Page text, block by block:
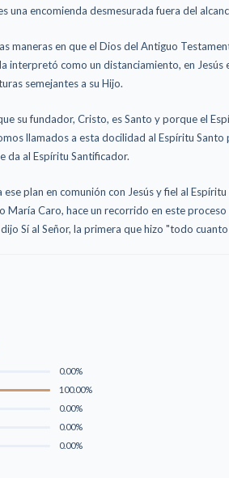
una encomienda desmesurada fuera del
maneras en que el Dios del Antiguo
interpretó como un distanciamiento, en Jesús
semejantes a su Hijo.
su fundador, Cristo, es Santo y porque el
llamados a esta docilidad al Espíritu Santo
da al Espíritu Santificador.
ese plan en comunión con Jesús y fiel al
María Caro, hace un recorrido en este
Sí al Señor, la primera que hizo "todo
0.00%
100.00%
0.00%
0.00%
0.00%